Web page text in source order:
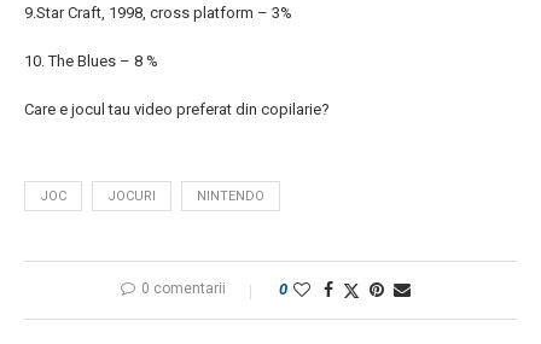
9.Star Craft, 1998, cross platform – 3%
10. The Blues – 8 %
Care e jocul tau video preferat din copilarie?
JOC JOCURI NINTENDO
0 comentarii 0